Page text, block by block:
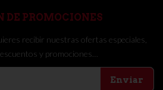
DE PROMOCIONES
recibir nuestras ofertas especiales,
y promociones…
Enviar